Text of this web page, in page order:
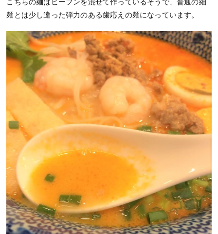
麺とは少し違った弾力のある歯応えの麺になっています。